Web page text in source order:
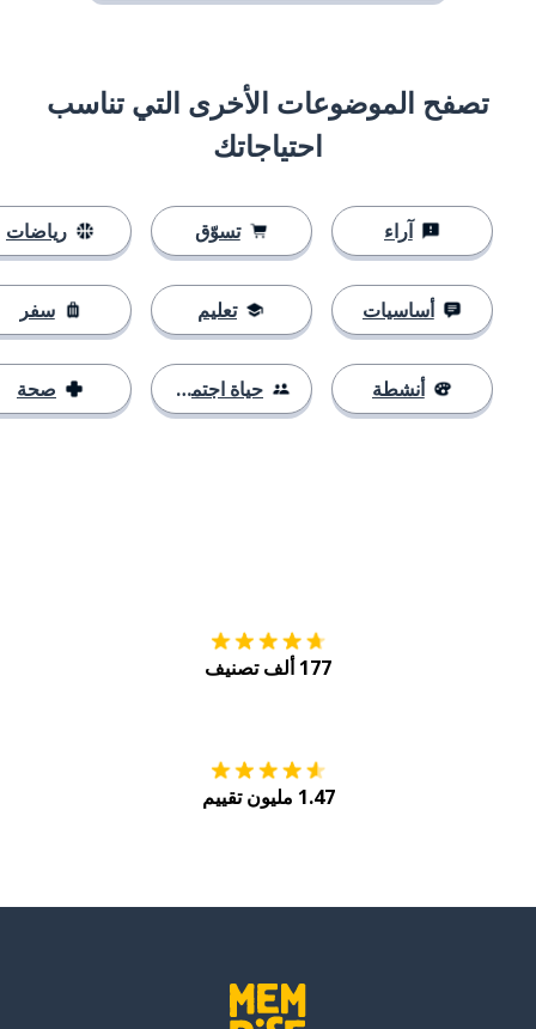
تصفح الموضوعات الأخرى التي تناسب
احتياجاتك
آراء
أساسيات
أنشطة
تسوّق
تعليم
حياة اجتماعية
رياضات
سفر
صحة
177 ألف تصنيف
1.47 مليون تقييم